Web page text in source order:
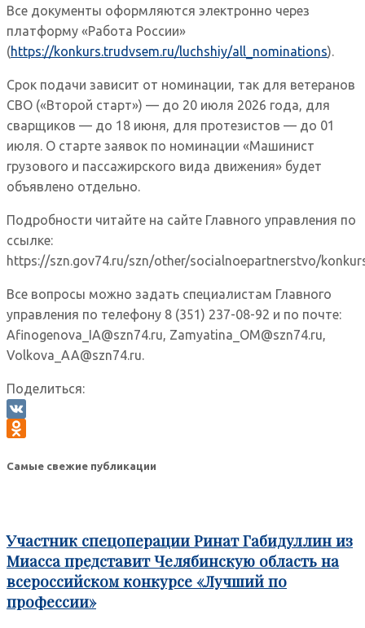
Все документы оформляются электронно через
платформу «Работа России»
(https://konkurs.trudvsem.ru/luchshiy/all_nominations).
Срок подачи зависит от номинации, так для ветеранов
СВО («Второй старт») — до 20 июля 2026 года, для
сварщиков — до 18 июня, для протезистов — до 01
июля. О старте заявок по номинации «Машинист
грузового и пассажирского вида движения» будет
объявлено отдельно.
Подробности читайте на сайте Главного управления по
ссылке:
https://szn.gov74.ru/szn/other/socialnoepartnerstvo/
Все вопросы можно задать специалистам Главного
управления по телефону 8 (351) 237-08-92 и по почте:
Afinogenova_IA@szn74.ru, Zamyatina_OM@szn74.ru,
Volkova_AA@szn74.ru.
Поделиться:
VK
Самые свежие публикации
Участник спецоперации Ринат Габидуллин из
Миасса представит Челябинскую область на
всероссийском конкурсе «Лучший по
профессии»